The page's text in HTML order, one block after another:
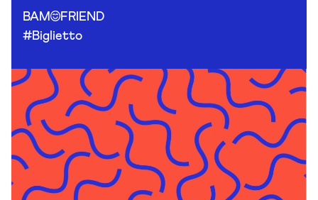
BAM
FRIEND
#Biglietto